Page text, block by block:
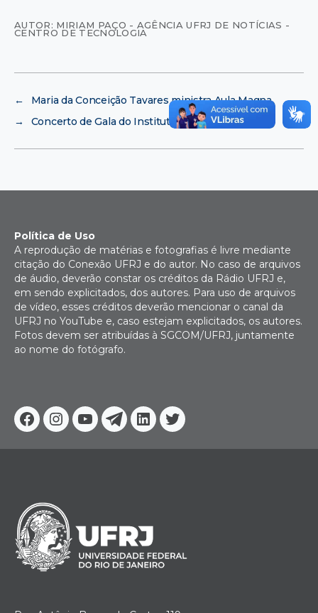
AUTOR: MIRIAM PAÇO - AGÊNCIA UFRJ DE NOTÍCIAS -
CENTRO DE TECNOLOGIA
←
Maria da Conceição Tavares ministra Aula Magna
→
Concerto de Gala do Instituto de Biologia
Facebook
Instagram
YoutubeTelegram
Linkedin
Twitter
Política de Uso
A reprodução de matérias e fotografias é livre mediante
citação do Conexão UFRJ e do autor. No caso de arquivos
de áudio, deverão constar os créditos da Rádio UFRJ e,
em sendo explicitados, dos autores. Para uso de arquivos
de vídeo, esses créditos deverão mencionar o canal da
UFRJ no YouTube e, caso estejam explicitados, os autores.
Fotos devem ser atribuídas à SGCOM/UFRJ, juntamente
ao nome do fotógrafo.